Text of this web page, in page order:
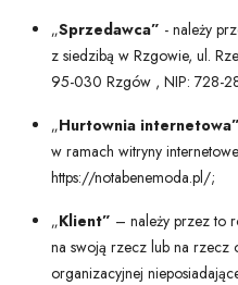
„Sprzedawca” - należy
z siedzibą w Rzgowie, ul.
95-030 Rzgów , NIP: 728-
„Hurtownia internetowa”
w ramach witryny
https://notabenemoda.pl/;
„Klient” – należy przez to
na swoją rzecz lub na rzecz
organizacyjnej